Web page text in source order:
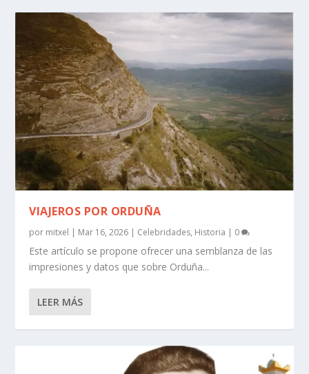
VIAJEROS POR ORDUÑA
por mitxel | Mar 16, 2026 | Celebridades, Historia | 0
Este artí­culo se propone ofrecer una semblanza de las
impresiones y datos que sobre Orduña...
LEER MÁS